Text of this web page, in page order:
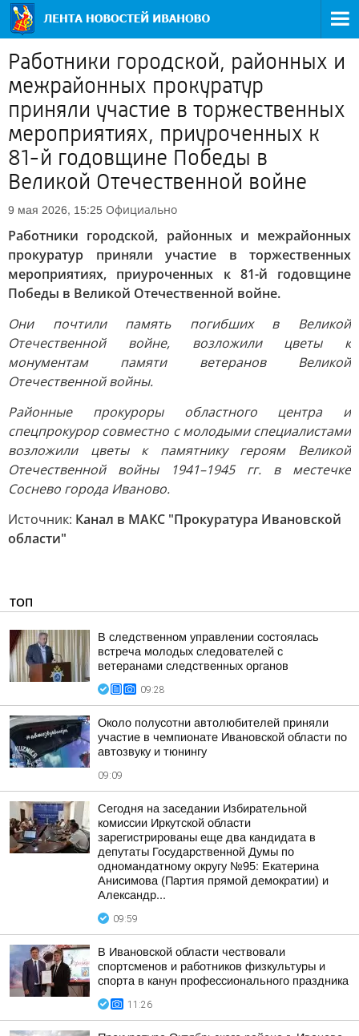
Работники городской, районных и
межрайонных прокуратур
приняли участие в торжественных
мероприятиях, приуроченных к
81-й годовщине Победы в
Великой Отечественной войне
9 мая 2026, 15:25 Официально
Работники городской, районных и межрайонных
прокуратур приняли участие в торжественных
мероприятиях, приуроченных к 81-й годовщине
Победы в Великой Отечественной войне.
Они почтили память погибших в Великой
Отечественной войне, возложили цветы к
монументам памяти ветеранов Великой
Отечественной войны.
Районные прокуроры областного центра и
спецпрокурор совместно с молодыми специалистами
возложили цветы к памятнику героям Великой
Отечественной войны 1941–1945 гг. в местечке
Соснево города Иваново.
Источник: Канал в МАКС "Прокуратура Ивановской
области"
ТОП
В следственном управлении состоялась
встреча молодых следователей с
ветеранами следственных органов
09:28
Около полусотни автолюбителей приняли
участие в чемпионате Ивановской области по
автозвуку и тюнингу
09:09
Сегодня на заседании Избирательной
комиссии Иркутской области
зарегистрированы еще два кандидата в
депутаты Государственной Думы по
одномандатному округу №95: Екатерина
Анисимова (Партия прямой демократии) и
Александр...
09:59
В Ивановской области чествовали
спортсменов и работников физкультуры и
спорта в канун профессионального праздника
11:26